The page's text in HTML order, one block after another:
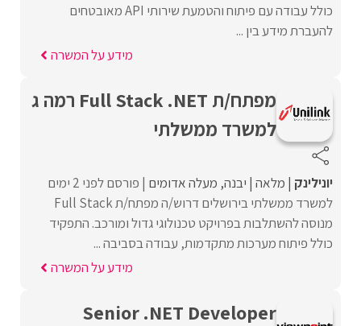
כולל עבודה עם פיתוח והטמעת שירותי API מאובטחים
להעברת מידע בין ...
מידע על המשרה
מפתח/ת Full Stack .NET רמה ג
למשרד ממשלתי
יונילינק מלאה יבנה מעלה אדומים פורסם לפני 2 ימים
למשרד ממשלתי בירושלים דרוש/ה מפתח/ת Full Stack
מנוסה להשתלבות בפרויקט טכנולוגי גדול ומורכב. התפקיד
כולל פיתוח מערכות מתקדמות, עבודה בסביבה ...
מידע על המשרה
Senior .NET Developer